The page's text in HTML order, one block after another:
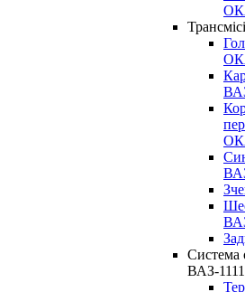
Система
ВАЗ-